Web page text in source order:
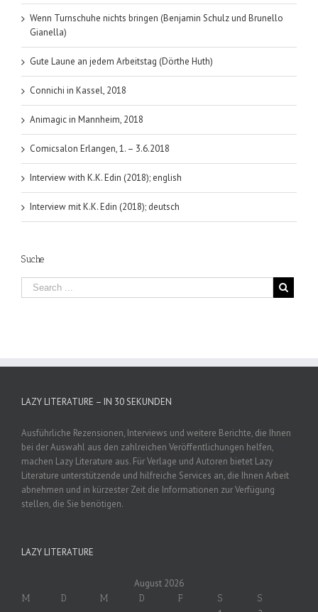
Wenn Turnschuhe nichts bringen (Benjamin Schulz und Brunello
Gianella)
Gute Laune an jedem Arbeitstag (Dörthe Huth)
Connichi in Kassel, 2018
Animagic in Mannheim, 2018
Comicsalon Erlangen, 1. – 3.6.2018
Interview with K.K. Edin (2018); english
Interview mit K.K. Edin (2018); deutsch
Suche
LAZY LITERATURE – IN 30 SEKUNDEN
Ausführliche Rezensionen, Interviews und weitere Berichte, die Ihnen
bei der Auswahl aus den zahlreichen Veröffentlichungen helfen,
machen Lazy Literature aus. Für Verlage und Autoren bietet Lazy
Literature unterstützende und hilfreiche Services an, die Ihnen Arbeit
abnehmen und in kürzester Zeit die Informationen zur Verfügung
stellen, die Sie benötigen.
LAZY LITERATURE
August 2026
M D M D F S S